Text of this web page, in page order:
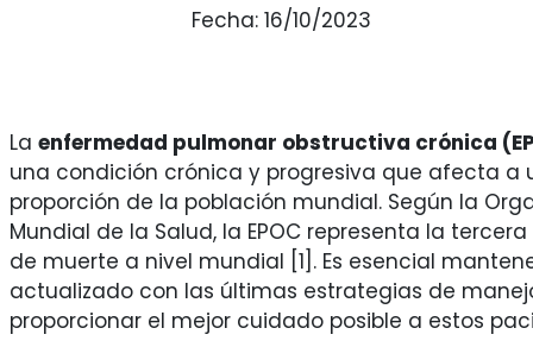
Fecha: 16/10/2023
La enfermedad pulmonar obstructiva crónica
una condición crónica y progresiva que afecta a
proporción de la población mundial. Según la
Mundial de la Salud, la EPOC representa la
de muerte a nivel mundial [1]. Es esencial
actualizado con las últimas estrategias de
proporcionar el mejor cuidado posible a estos